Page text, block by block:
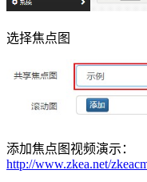
选择焦点图
添加焦点图视频演示：
http://www.zkea.net/